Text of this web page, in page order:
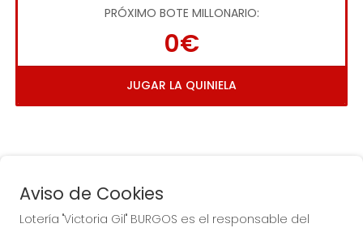
PRÓXIMO BOTE MILLONARIO:
0€
JUGAR LA QUINIELA
Aviso de Cookies
Lotería "Victoria Gil" BURGOS es el responsable del